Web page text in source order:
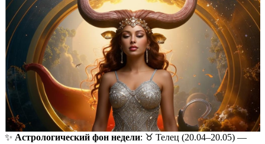
✨ Астрологический фон недели: ♉️ Телец (20.04–20.05) —